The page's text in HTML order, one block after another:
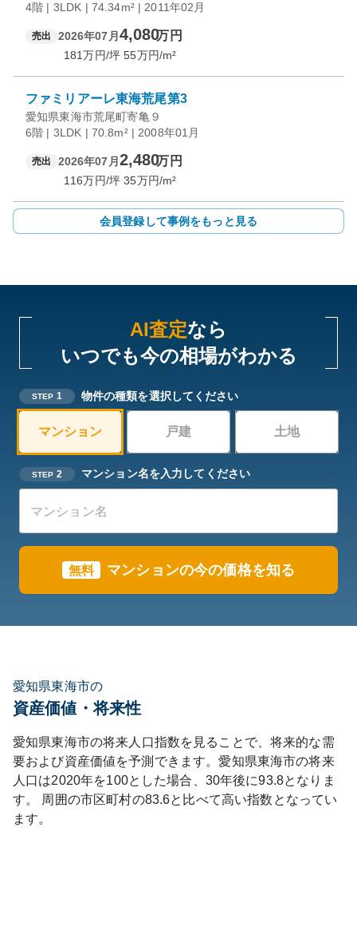
4階 | 3LDK | 74.34m² | 2011年02月
売出 2026年07月 4,080万円
181万円/坪 55万円/m²
ファミリアーレ東海荒尾第3
愛知県東海市荒尾町寄亀９
6階 | 3LDK | 70.8m² | 2008年01月
売出 2026年07月 2,480万円
116万円/坪 35万円/m²
会員登録して事例をもっと見る
AI査定なら
いつでも今の相場がわかる
STEP 1 物件の種類を選択してください
マンション 戸建 土地
STEP 2 マンション名を入力してください
無料 マンションの今の価格を知る
愛知県東海市の
資産価値・将来性
愛知県東海市の将来人口指数を見ることで、将来的な需
要および資産価値を予測できます。愛知県東海市の将来
人口は2020年を100とした場合、30年後に93.8となりま
す。
周囲の市区町村の83.6と比べて高い指数となってい
ます。